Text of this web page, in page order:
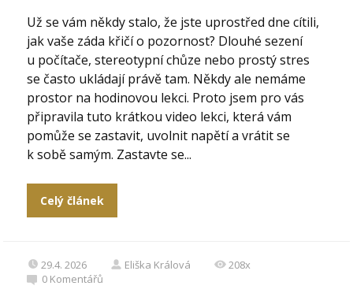
Už se vám někdy stalo, že jste uprostřed dne cítili,
jak vaše záda křičí o pozornost? Dlouhé sezení
u počítače, stereotypní chůze nebo prostý stres
se často ukládají právě tam. Někdy ale nemáme
prostor na hodinovou lekci. Proto jsem pro vás
připravila tuto krátkou video lekci, která vám
pomůže se zastavit, uvolnit napětí a vrátit se
k sobě samým. Zastavte se...
Celý článek
29.4. 2026 Eliška Králová
208x
0 Komentářů